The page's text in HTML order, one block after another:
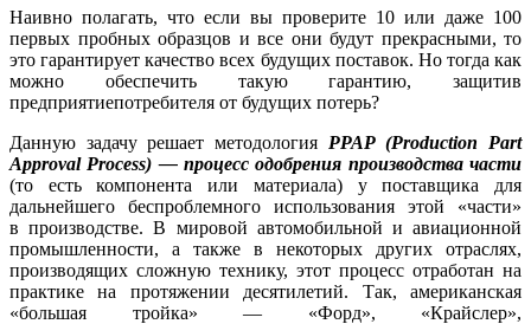
Наивно полагать, что если вы проверите 10 или даже 100
первых пробных образцов и все они будут прекрасными, то
это гарантирует качество всех будущих поставок. Но тогда как
можно обеспечить такую гарантию, защитив
предприятиепотребителя от будущих потерь?
Данную задачу решает методология PPAP (Production Part
Approval Process) — процесс одобрения производства части
(то есть компонента или материала) у поставщика для
дальнейшего беспроблемного использования этой «части»
в производстве. В мировой автомобильной и авиационной
промышленности, а также в некоторых других отраслях,
производящих сложную технику, этот процесс отработан на
практике на протяжении десятилетий. Так, американская
«большая тройка» — «Форд», «Крайслер»,